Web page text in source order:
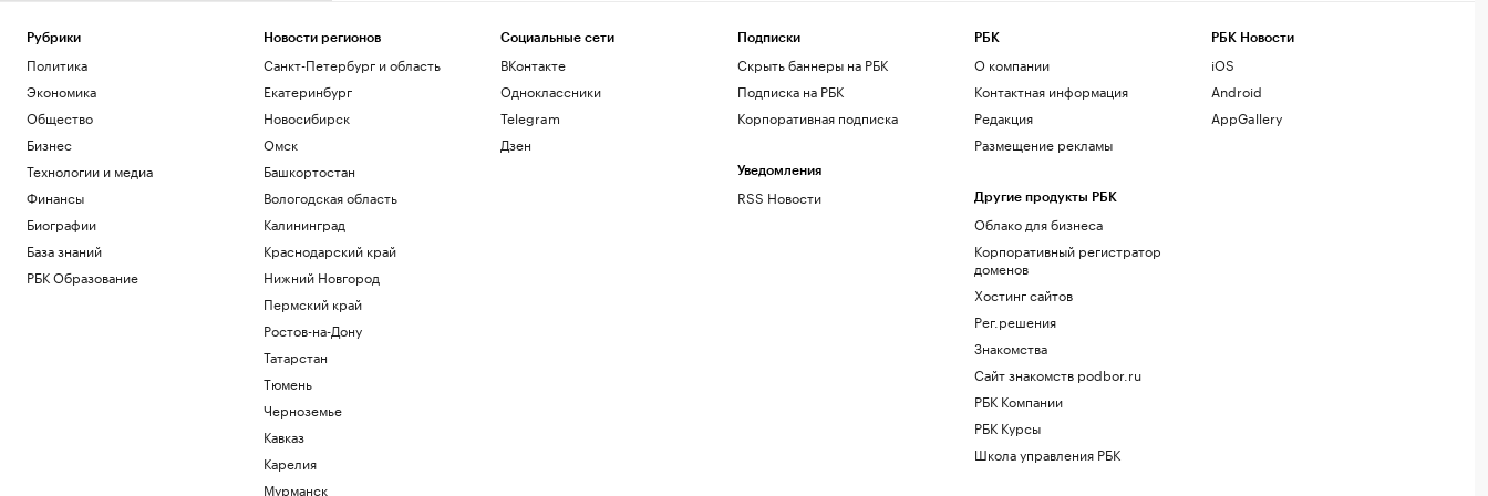
Рубрики
Политика
Экономика
Общество
Бизнес
Технологии и медиа
Финансы
Биографии
База знаний
РБК Образование
Новости регионов
Санкт-Петербург и область
Екатеринбург
Новосибирск
Омск
Башкортостан
Вологодская область
Калининград
Краснодарский край
Нижний Новгород
Пермский край
Ростов-на-Дону
Татарстан
Тюмень
Черноземье
Кавказ
Карелия
Мурманск
Социальные сети
ВКонтакте
Одноклассники
Telegram
Дзен
Подписки
Скрыть баннеры на РБК
Подписка на РБК
Корпоративная подписка
Уведомления
RSS Новости
РБК
О компании
Контактная информация
Редакция
Размещение рекламы
Другие продукты РБК
Облако для бизнеса
Корпоративный регистратор
доменов
Хостинг сайтов
Рег.решения
Знакомства
Сайт знакомств podbor.ru
РБК Компании
РБК Курсы
Школа управления РБК
РБК Новости
iOS
Android
AppGallery